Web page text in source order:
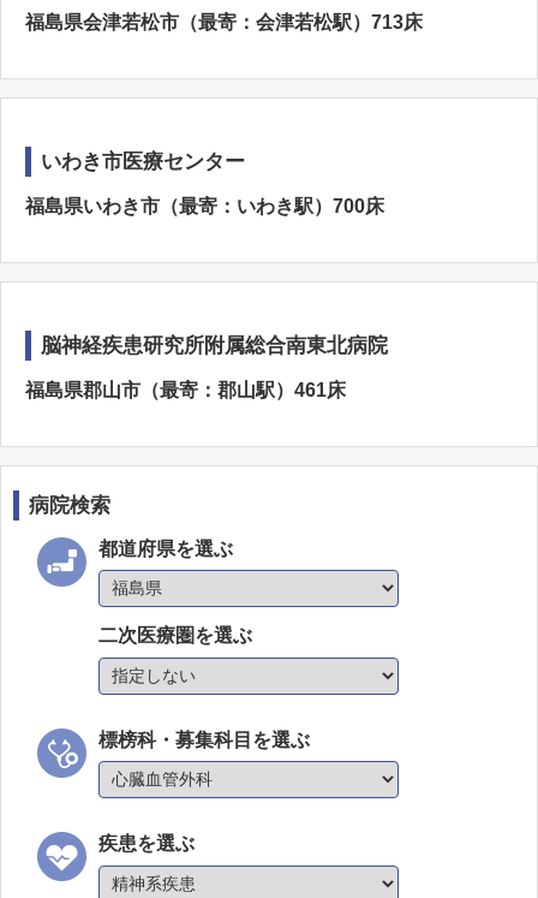
福島県会津若松市（最寄：会津若松駅）713床
いわき市医療センター
福島県いわき市（最寄：いわき駅）700床
脳神経疾患研究所附属総合南東北病院
福島県郡山市（最寄：郡山駅）461床
病院検索
都道府県を選ぶ
二次医療圏を選ぶ
標榜科・募集科目を選ぶ
疾患を選ぶ